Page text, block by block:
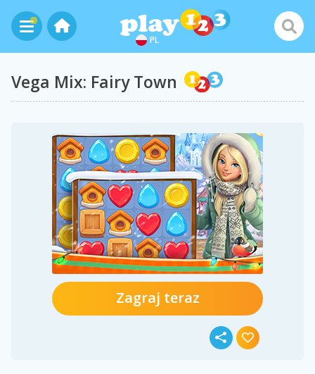
PL
Vega Mix: Fairy Town
Zagraj teraz